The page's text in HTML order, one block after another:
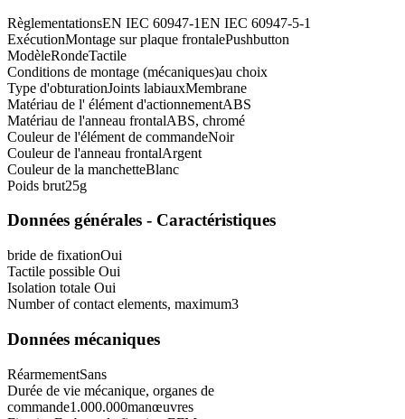
RèglementationsEN IEC 60947-1EN IEC 60947-5-1
ExécutionMontage sur plaque frontalePushbutton
ModèleRondeTactile
Conditions de montage (mécaniques)au choix
Type d'obturationJoints labiauxMembrane
Matériau de l' élément d'actionnementABS
Matériau de l'anneau frontalABS, chromé
Couleur de l'élément de commandeNoir
Couleur de l'anneau frontalArgent
Couleur de la manchetteBlanc
Poids brut25g
Données générales - Caractéristiques
bride de fixationOui
Tactile possible Oui
Isolation totale Oui
Number of contact elements, maximum3
Données mécaniques
RéarmementSans
Durée de vie mécanique, organes de
commande1.000.000manœuvres